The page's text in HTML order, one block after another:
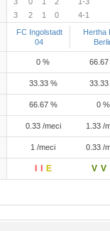
3 2 1 0 4-1
FC Ingolstadt
04
Hertha
0 % 66.67
33.33 % 33.33
66.67 % 0 %
0.33 /meci 1.33 /
1 /meci 0.33 /
E V V